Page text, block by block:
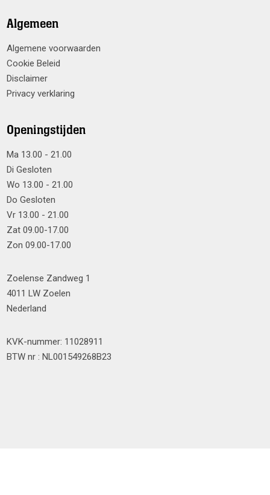
Algemeen
Algemene voorwaarden
Cookie Beleid
Disclaimer
Privacy verklaring
Openingstijden
Ma 13.00 - 21.00
Di Gesloten
Wo 13.00 - 21.00
Do Gesloten
Vr 13.00 - 21.00
Zat 09.00-17.00
Zon 09.00-17.00
Zoelense Zandweg 1
4011 LW Zoelen
Nederland
KVK-nummer: 11028911
BTW nr : NL001549268B23